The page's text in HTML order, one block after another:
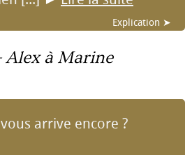
Explication ➤
Alex à Marine
arrive encore ?